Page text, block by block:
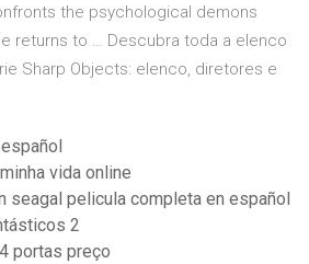
the psychological demons
returns to … Descubra toda a elenco
Sharp Objects: elenco, diretores e
vida online
seagal pelicula completa en español
2
portas preço